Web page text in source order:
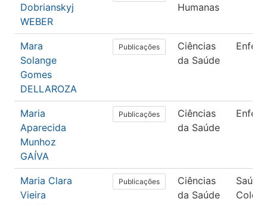
Dobrianskyj
WEBER
Humanas
Mara
Solange
Gomes
DELLAROZA
Publicações
Ciências
da Saúde
Maria
Aparecida
Munhoz
GAÍVA
Publicações
Ciências
da Saúde
Maria Clara
Vieira
Publicações
Ciências
da Saúde
Saúde